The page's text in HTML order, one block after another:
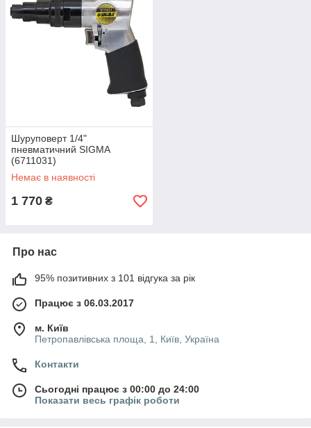
Шуруповерт 1/4"
пневматичний SIGMA
(6711031)
Немає в наявності
1 770 ₴
Про нас
95% позитивних з 101 відгука за рік
Працює з 06.03.2017
м. Київ
Петропавлівська площа, 1, Київ, Україна
Контакти
Сьогодні працює з 00:00 до 24:00
Показати весь графік роботи